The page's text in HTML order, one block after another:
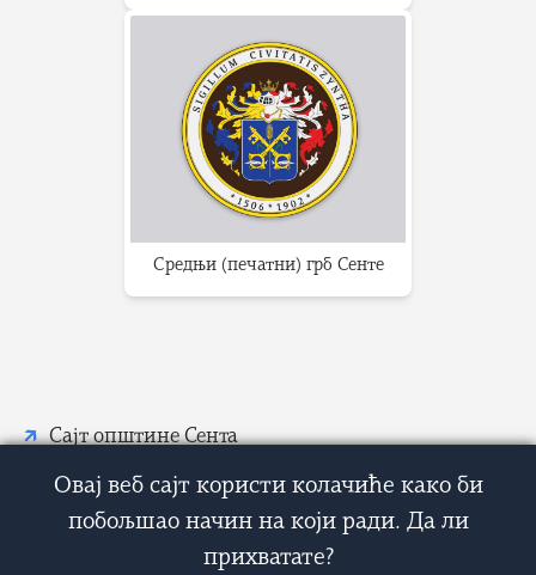
Средњи (печатни) грб Сенте
Сајт општине Сента
Овај веб сајт користи колачиће како би
побољшао начин на који ради. Да ли
прихватате?